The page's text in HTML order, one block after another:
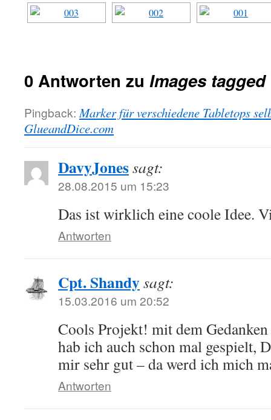
0 Antworten zu Images
Pingback: Marker für verschiedene Tabletops
GlueandDice.com
DavyJonessagt:
28.08.2015 um 15:23
Das ist wirklich eine coole Idee.
Antworten
Cpt. Shandysagt:
15.03.2016 um 20:52
Cools Projekt! mit dem Gedanken
hab ich auch schon mal gespielt,
mir sehr gut – da werd ich mich
Antworten